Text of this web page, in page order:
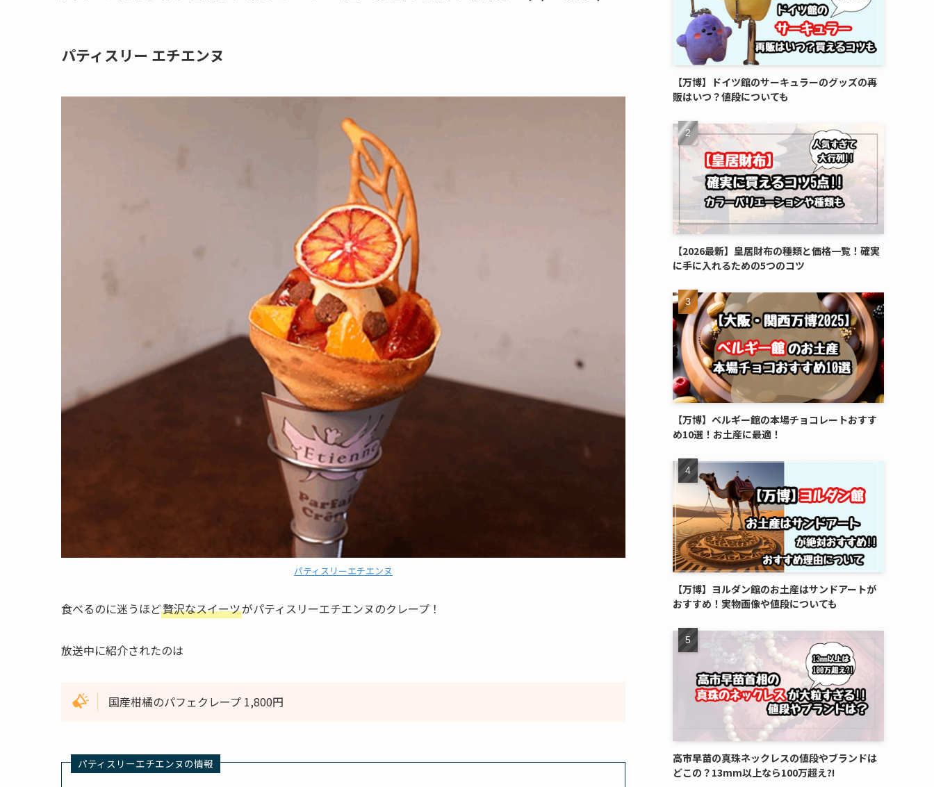
パティスリー エチエンヌ
パティスリーエチエンヌ
食べるのに迷うほど贅沢なスイーツがパティスリーエチエンヌのクレープ！
放送中に紹介されたのは
国産柑橘のパフェクレープ 1,800円
パティスリーエチエンヌの情報
【万博】ドイツ館のサーキュラーのグッズの再
販はいつ？値段についても
【2026最新】皇居財布の種類と価格一覧！確実
に手に入れるための5つのコツ
【万博】ベルギー館の本場チョコレートおすす
め10選！お土産に最適！
【万博】ヨルダン館のお土産はサンドアートが
おすすめ！実物画像や値段についても
高市早苗の真珠ネックレスの値段やブランドは
どこの？13mm以上なら100万超え?!